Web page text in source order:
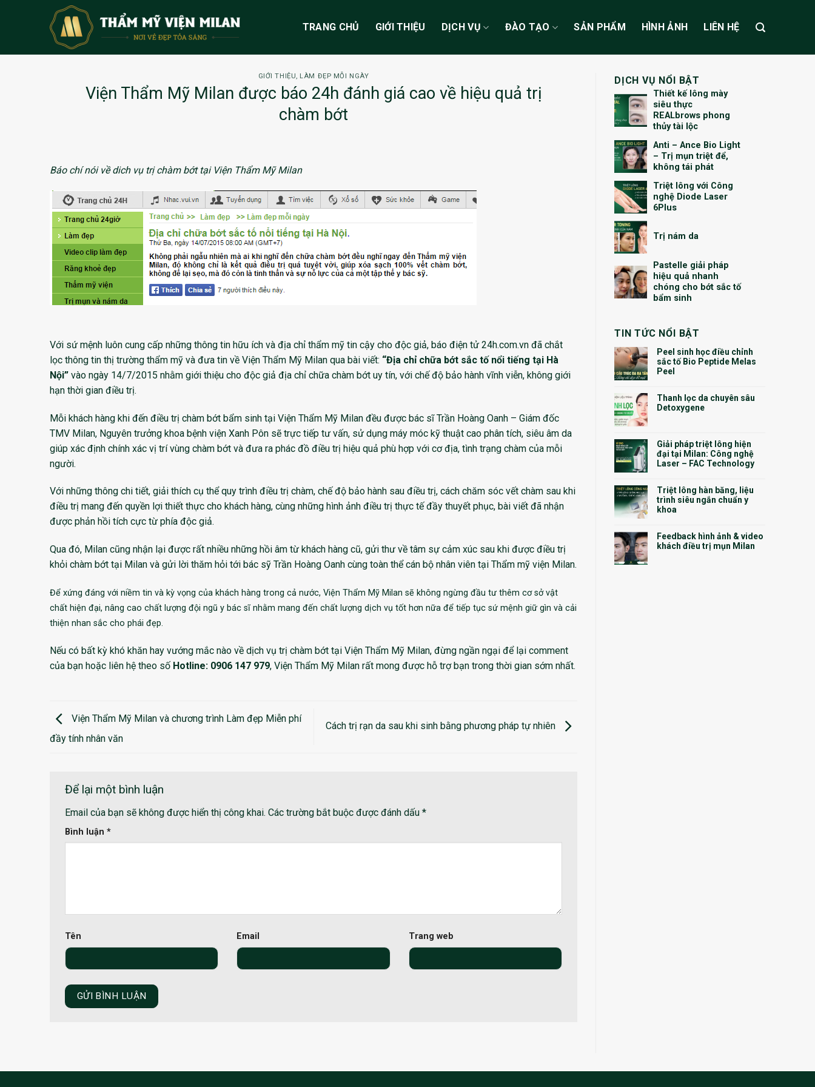
TRANG CHỦ GIỚI THIỆU DỊCH VỤ ĐÀO TẠO SẢN PHẨM HÌNH ẢNH LIÊN HỆ
GIỚI THIỆU, LÀM ĐẸP MỖI NGÀY
Viện Thẩm Mỹ Milan được báo 24h đánh giá cao về hiệu quả trị
chàm bớt
Báo chí nói về dich vụ trị chàm bớt tại Viện Thẩm Mỹ Milan
Với sứ mệnh luôn cung cấp những thông tin hữu ích và địa chỉ thẩm mỹ tin cậy cho độc giả, báo điện tử 24h.com.vn đã chắt
lọc thông tin thị trường thẩm mỹ và đưa tin về Viện Thẩm Mỹ Milan qua bài viết: “Địa chỉ chữa bớt sắc tố nổi tiếng tại Hà
Nội” vào ngày 14/7/2015 nhằm giới thiệu cho độc giả địa chỉ chữa chàm bớt uy tín, với chế độ bảo hành vĩnh viễn, không giới
hạn thời gian điều trị.
Mỗi khách hàng khi đến điều trị chàm bớt bẩm sinh tại Viện Thẩm Mỹ Milan đều được bác sĩ Trần Hoàng Oanh – Giám đốc
TMV Milan, Nguyên trưởng khoa bệnh viện Xanh Pôn sẽ trực tiếp tư vấn, sử dụng máy móc kỹ thuật cao phân tích, siêu âm da
giúp xác định chính xác vị trí vùng chàm bớt và đưa ra phác đồ điều trị hiệu quả phù hợp với cơ địa, tình trạng chàm của mỗi
người.
Với những thông chi tiết, giải thích cụ thể quy trình điều trị chàm, chế độ bảo hành sau điều trị, cách chăm sóc vết chàm sau khi
điều trị mang đến quyền lợi thiết thực cho khách hàng, cùng những hình ảnh điều trị thực tế đầy thuyết phục, bài viết đã nhận
được phản hồi tích cực từ phía độc giả.
Qua đó, Milan cũng nhận lại được rất nhiều những hồi âm từ khách hàng cũ, gửi thư về tâm sự cảm xúc sau khi được điều trị
khỏi chàm bớt tại Milan và gửi lời thăm hỏi tới bác sỹ Trần Hoàng Oanh cùng toàn thể cán bộ nhân viên tại Thẩm mỹ viện Milan.
Để xứng đáng với niềm tin và kỳ vọng của khách hàng trong cả nước, Viện Thẩm Mỹ Milan sẽ không ngừng đầu tư thêm cơ sở vật
chất hiện đại, nâng cao chất lượng đội ngũ y bác sĩ nhằm mang đến chất lượng dịch vụ tốt hơn nữa để tiếp tục sứ mệnh giữ gìn và cải
thiện nhan sắc cho phái đẹp.
Nếu có bất kỳ khó khăn hay vướng mắc nào về dịch vụ trị chàm bớt tại Viện Thẩm Mỹ Milan, đừng ngần ngại để lại comment
của bạn hoặc liên hệ theo số Hotline: 0906 147 979, Viện Thẩm Mỹ Milan rất mong được hỗ trợ bạn trong thời gian sớm nhất.
Viện Thẩm Mỹ Milan và chương trình Làm đẹp Miễn phí
đầy tính nhân văn
Cách trị rạn da sau khi sinh bằng phương pháp tự nhiên
Để lại một bình luận
Email của bạn sẽ không được hiển thị công khai. Các trường bắt buộc được đánh dấu *
Bình luận *
Tên Email Trang web
DỊCH VỤ NỔI BẬT
Thiết kế lông mày
siêu thực
REALbrows phong
thủy tài lộc
Anti – Ance Bio Light
– Trị mụn triệt để,
không tái phát
Triệt lông với Công
nghệ Diode Laser
6Plus
Trị nám da
Pastelle giải pháp
hiệu quả nhanh
chóng cho bớt sắc tố
bẩm sinh
TIN TỨC NỔI BẬT
Peel sinh học điều chỉnh
sắc tố Bio Peptide Melas
Peel
Thanh lọc da chuyên sâu
Detoxygene
Giải pháp triệt lông hiện
đại tại Milan: Công nghệ
Laser – FAC Technology
Triệt lông hàn băng, liệu
trình siêu ngắn chuẩn y
khoa
Feedback hình ảnh & video
khách điều trị mụn Milan